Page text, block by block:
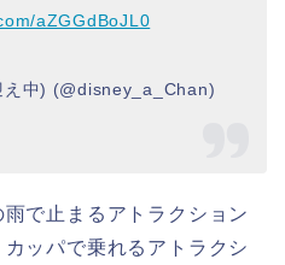
aZGGdBoJL0
中) (@disney_a_Chan)
で止まるアトラクション
ッパで乗れるアトラクシ